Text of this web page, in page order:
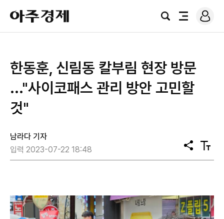
아
주
경
검
전
로
그
한동훈, 신림동 칼부림 현장 방문
..."사이코패스 관리 방안 고민할
것"
남라다 기자
입력 2023-07-22 18:48
공
유
텍
스